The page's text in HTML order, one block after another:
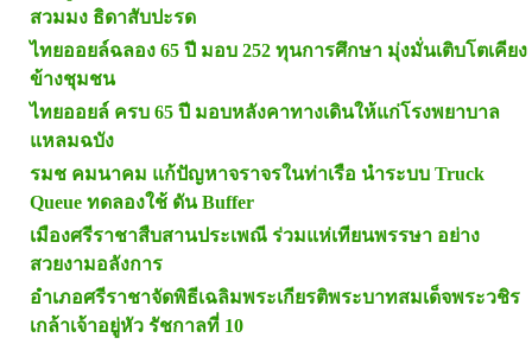
สวมมง ธิดาสับปะรด
ไทยออยล์ฉลอง 65 ปี มอบ 252 ทุนการศึกษา มุ่งมั่นเติบโตเคียง
ข้างชุมชน
ไทยออยล์ ครบ 65 ปี มอบหลังคาทางเดินให้แก่โรงพยาบาล
แหลมฉบัง
รมช คมนาคม แก้ปัญหาจราจรในท่าเรือ นำระบบ Truck
Queue ทดลองใช้ ดัน Buffer
เมืองศรีราชาสืบสานประเพณี ร่วมแห่เทียนพรรษา อย่าง
สวยงามอลังการ
อำเภอศรีราชาจัดพิธีเฉลิมพระเกียรติพระบาทสมเด็จพระวชิร
เกล้าเจ้าอยู่หัว รัชกาลที่ 10